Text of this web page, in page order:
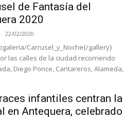
de Fantasía del
2020
- 22/02/2020
Carrusel_y_Noche{/gallery}
las calles de la ciudad recorriendo
Diego Ponce, Cantareros, Alameda,
infantiles centran la
en Antequera, celebrado